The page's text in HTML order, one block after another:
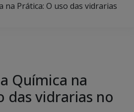
na Prática: O uso das vidrarias
Química na
das vidrarias no